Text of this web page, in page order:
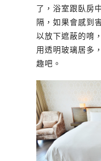
了，浴室跟臥房
隔，如果會感到
以放下遮蔽的唷
用透明玻璃居多
趣吧。